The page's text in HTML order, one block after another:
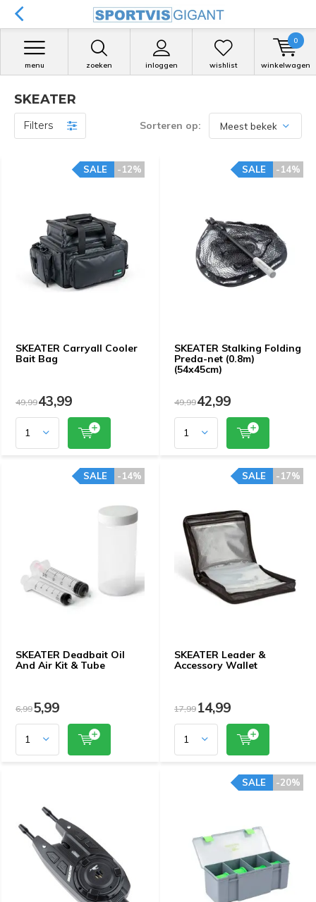
zoeken inloggen
menu wishlist winkelwagen
0
SKEATER
Filters Sorteren op:
SKEATER Carryall Cooler
Bait Bag
-12%
SALE
49,9943,99
SKEATER Stalking Folding
Preda-net (0.8m)
(54x45cm)
-14%
SALE
49,9942,99
SKEATER Deadbait Oil
And Air Kit & Tube
-14%
SALE
6,995,99
SKEATER Leader &
Accessory Wallet
-17%
SALE
17,9914,99
-20%
SALE